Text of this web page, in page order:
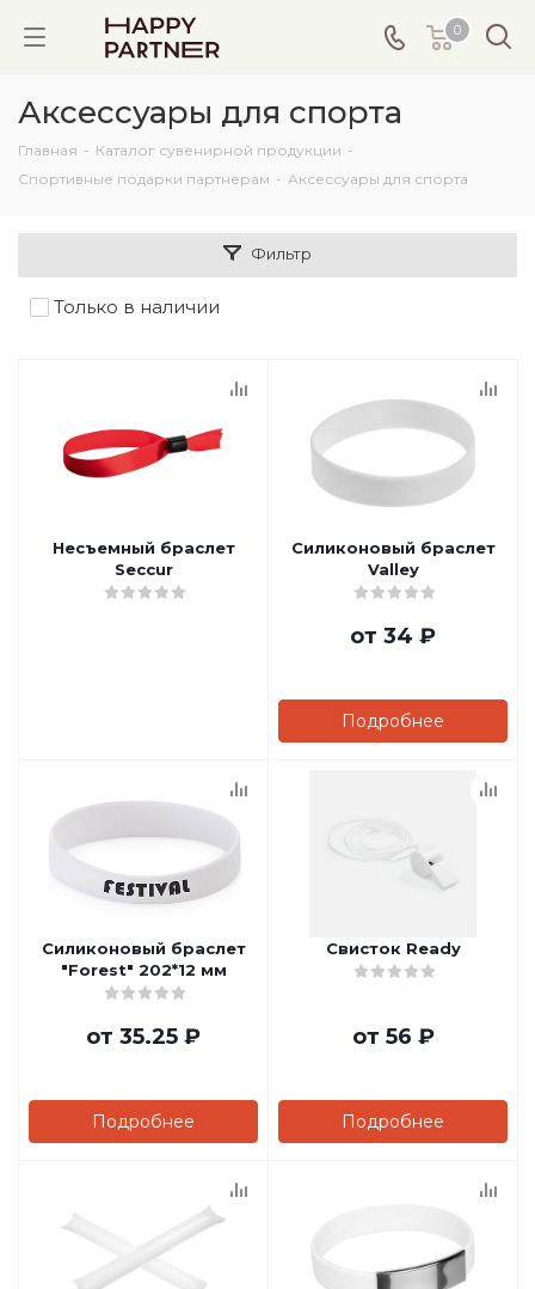
0
Аксессуары для спорта
Главная - Каталог сувенирной продукции -
Спортивные подарки партнерам - Аксессуары для спорта
Фильтр
Только в наличии
Несъемный браслет
Seccur
Силиконовый браслет
Valley
от 34 ₽
Подробнее
Силиконовый браслет
"Forest" 202*12 мм
от 35.25 ₽
Подробнее
Свисток Ready
от 56 ₽
Подробнее